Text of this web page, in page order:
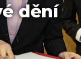
dění